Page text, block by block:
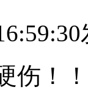
伤！